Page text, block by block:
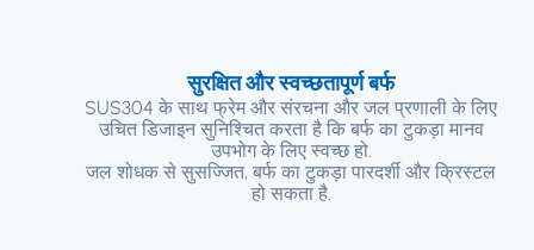
सुरक्षित और स्वच्छतापूर्ण बर्फ
SUS304 के साथ फ्रेम और संरचना और जल प्रणाली के लिए
उचित डिजाइन सुनिश्चित करता है कि बर्फ का टुकड़ा मानव
उपभोग के लिए स्वच्छ हो.
जल शोधक से सुसज्जित, बर्फ का टुकड़ा पारदर्शी और क्रिस्टल
हो सकता है.